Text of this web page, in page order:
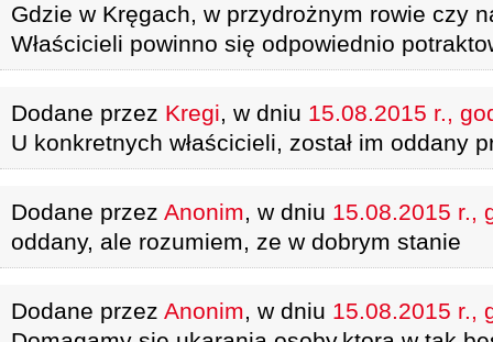
Gdzie w Kręgach, w przydrożnym rowie czy
Właścicieli powinno się odpowiednio
Dodane przez Kregi, w dniu 15.08.2015 r.,
U konkretnych właścicieli, został im oddany
Dodane przez Anonim, w dniu 15.08.2015 r.,
oddany, ale rozumiem, ze w dobrym stanie
Dodane przez Anonim, w dniu 15.08.2015 r.,